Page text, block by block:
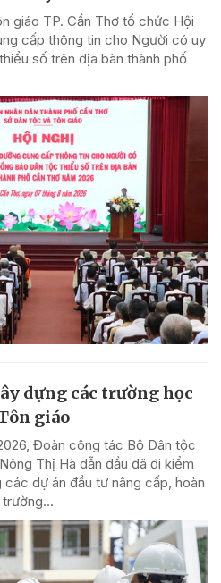
giáo TP. Cần Thơ tổ chức Hội
cấp thông tin cho Người có uy
số trên địa bàn thành phố
dựng các trường học
giáo
Đoàn công tác Bộ Dân tộc
Thị Hà dẫn đầu đã đi kiểm
dự án đầu tư nâng cấp, hoàn